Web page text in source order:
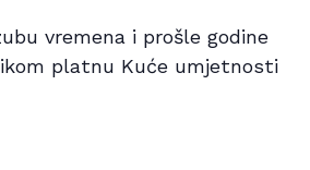
vremena i prošle godine
platnu Kuće umjetnosti